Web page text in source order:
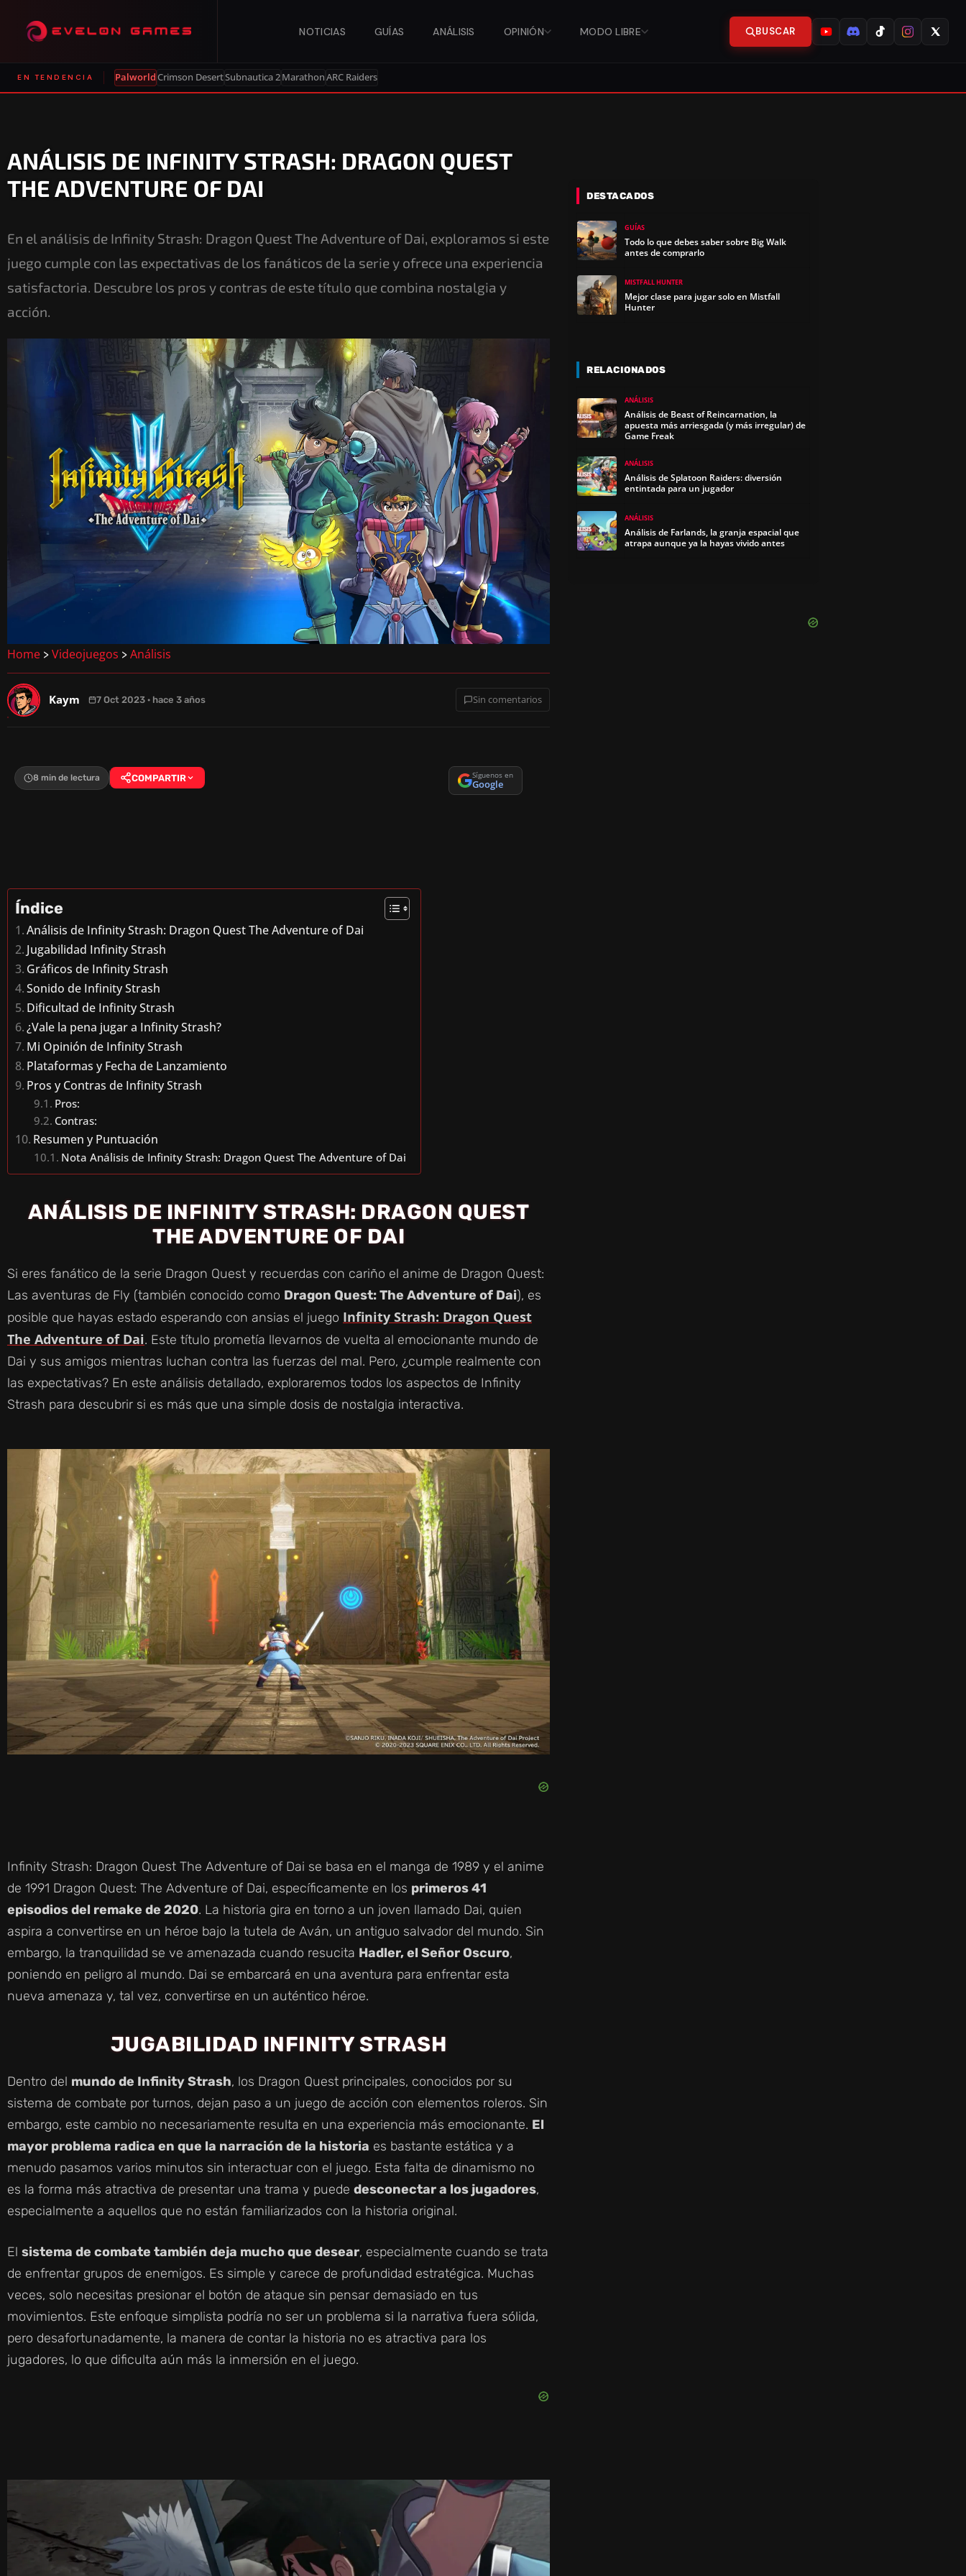
NOTICIAS GUÍAS ANÁLISIS OPINIÓN MODO LIBRE BUSCAR
EN TENDENCIA PalworldCrimson DesertSubnautica 2MarathonARC Raiders
ANÁLISIS DE INFINITY STRASH: DRAGON QUEST
THE ADVENTURE OF DAI
En el análisis de Infinity Strash: Dragon Quest The Adventure of Dai, exploramos si este
juego cumple con las expectativas de los fanáticos de la serie y ofrece una experiencia
satisfactoria. Descubre los pros y contras de este título que combina nostalgia y
acción.
Home > Videojuegos > Análisis
Kaym 7 Oct 2023 · hace 3 años Sin comentarios
8 min de lectura COMPARTIR Síguenos en
Google
Índice
Análisis de Infinity Strash: Dragon Quest The Adventure of Dai
Jugabilidad Infinity Strash
Gráficos de Infinity Strash
Sonido de Infinity Strash
Dificultad de Infinity Strash
¿Vale la pena jugar a Infinity Strash?
Mi Opinión de Infinity Strash
Plataformas y Fecha de Lanzamiento
Pros y Contras de Infinity Strash
Pros:
Contras:
Resumen y Puntuación
Nota Análisis de Infinity Strash: Dragon Quest The Adventure of Dai
ANÁLISIS DE INFINITY STRASH: DRAGON QUEST
THE ADVENTURE OF DAI
Si eres fanático de la serie Dragon Quest y recuerdas con cariño el anime de Dragon Quest:
Las aventuras de Fly (también conocido como Dragon Quest: The Adventure of Dai), es
posible que hayas estado esperando con ansias el juego Infinity Strash: Dragon Quest
The Adventure of Dai. Este título prometía llevarnos de vuelta al emocionante mundo de
Dai y sus amigos mientras luchan contra las fuerzas del mal. Pero, ¿cumple realmente con
las expectativas? En este análisis detallado, exploraremos todos los aspectos de Infinity
Strash para descubrir si es más que una simple dosis de nostalgia interactiva.
Infinity Strash: Dragon Quest The Adventure of Dai se basa en el manga de 1989 y el anime
de 1991 Dragon Quest: The Adventure of Dai, específicamente en los primeros 41
episodios del remake de 2020. La historia gira en torno a un joven llamado Dai, quien
aspira a convertirse en un héroe bajo la tutela de Aván, un antiguo salvador del mundo. Sin
embargo, la tranquilidad se ve amenazada cuando resucita Hadler, el Señor Oscuro,
poniendo en peligro al mundo. Dai se embarcará en una aventura para enfrentar esta
nueva amenaza y, tal vez, convertirse en un auténtico héroe.
JUGABILIDAD INFINITY STRASH
Dentro del mundo de Infinity Strash, los Dragon Quest principales, conocidos por su
sistema de combate por turnos, dejan paso a un juego de acción con elementos roleros. Sin
embargo, este cambio no necesariamente resulta en una experiencia más emocionante. El
mayor problema radica en que la narración de la historia es bastante estática y a
menudo pasamos varios minutos sin interactuar con el juego. Esta falta de dinamismo no
es la forma más atractiva de presentar una trama y puede desconectar a los jugadores,
especialmente a aquellos que no están familiarizados con la historia original.
El sistema de combate también deja mucho que desear, especialmente cuando se trata
de enfrentar grupos de enemigos. Es simple y carece de profundidad estratégica. Muchas
veces, solo necesitas presionar el botón de ataque sin pensar demasiado en tus
movimientos. Este enfoque simplista podría no ser un problema si la narrativa fuera sólida,
pero desafortunadamente, la manera de contar la historia no es atractiva para los
jugadores, lo que dificulta aún más la inmersión en el juego.
DESTACADOS
GUÍAS
Todo lo que debes saber sobre Big Walk
antes de comprarlo
MISTFALL HUNTER
Mejor clase para jugar solo en Mistfall
Hunter
RELACIONADOS
ANÁLISIS
Análisis de Beast of Reincarnation, la
apuesta más arriesgada (y más irregular) de
Game Freak
ANÁLISIS
Análisis de Splatoon Raiders: diversión
entintada para un jugador
ANÁLISIS
Análisis de Farlands, la granja espacial que
atrapa aunque ya la hayas vivido antes